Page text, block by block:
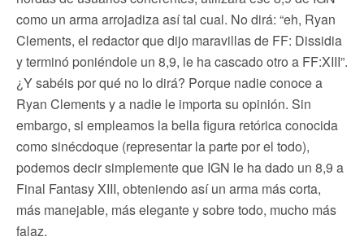
como un arma arrojadiza así tal cual. No dirá: “eh, Ryan
Clements, el redactor que dijo maravillas de FF: Dissidia
y terminó poniéndole un 8,9, le ha cascado otro a FF:XIII”.
¿Y sabéis por qué no lo dirá? Porque nadie conoce a
Ryan Clements y a nadie le importa su opinión. Sin
embargo, si empleamos la bella figura retórica conocida
como sinécdoque (representar la parte por el todo),
podemos decir simplemente que IGN le ha dado un 8,9 a
Final Fantasy XIII, obteniendo así un arma más corta,
más manejable, más elegante y sobre todo, mucho más
falaz.